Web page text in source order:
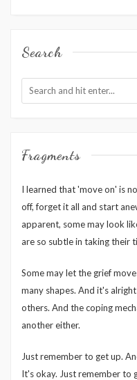
Search
Fragments
I learned that 'move on' is
off, forget it all and start
apparent, some may look
are so subtle in taking their
Some may let the grief
many shapes. And it's
others. And the coping
another either.
Just remember to get up.
It's okay. Just remember to